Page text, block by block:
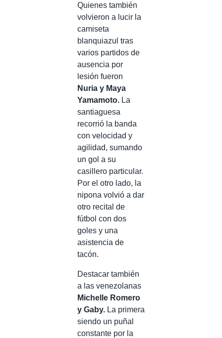
Quienes también
volvieron a lucir la
camiseta
blanquiazul tras
varios partidos de
ausencia por
lesión fueron
Nuria y Maya
Yamamoto. La
santiaguesa
recorrió la banda
con velocidad y
agilidad, sumando
un gol a su
casillero particular.
Por el otro lado, la
nipona volvió a dar
otro recital de
fútbol con dos
goles y una
asistencia de
tacón.
Destacar también
a las venezolanas
Michelle Romero
y Gaby. La primera
siendo un puñal
constante por la